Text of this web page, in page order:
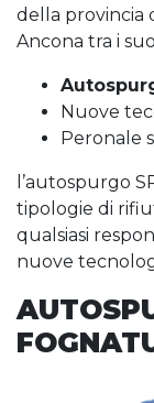
della provincia
Ancona tra i
Nuove
Peronale
l’autospurgo
tipologie di
qualsiasi
nuove